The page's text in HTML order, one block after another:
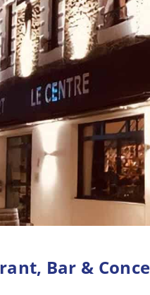
Bar &